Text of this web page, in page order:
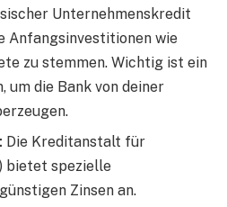
Unternehmenskredit
Anfangsinvestitionen wie
zu stemmen. Wichtig ist ein
um die Bank von deiner
Die Kreditanstalt für
bietet spezielle
Zinsen an.